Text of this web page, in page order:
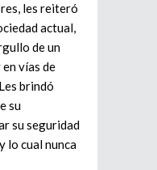
les reiteró
actual,
de un
vías de
brindó
su
su seguridad
lo cual nunca